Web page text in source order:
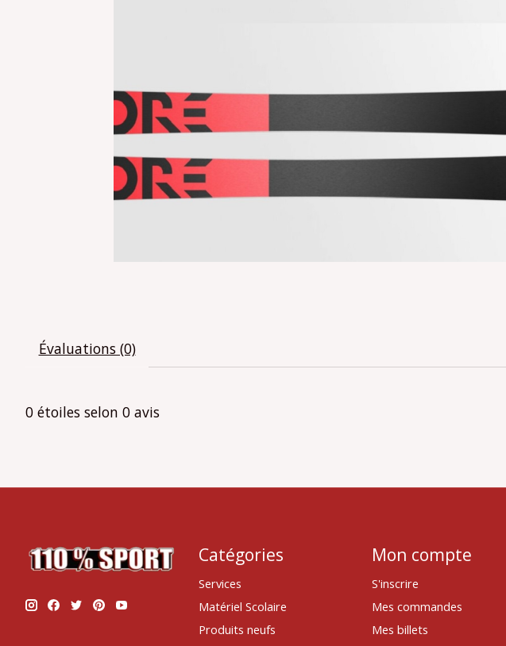
Évaluations (0)
0 étoiles selon 0 avis
Catégories
Services
Matériel Scolaire
Produits neufs
Mon compte
S'inscrire
Mes commandes
Mes billets